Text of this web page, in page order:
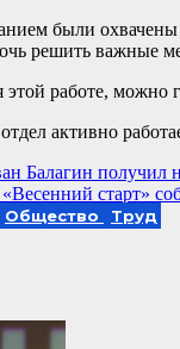
были
решить важные
этой работе,
активно
Балагин получил
старт»
Общество Труд